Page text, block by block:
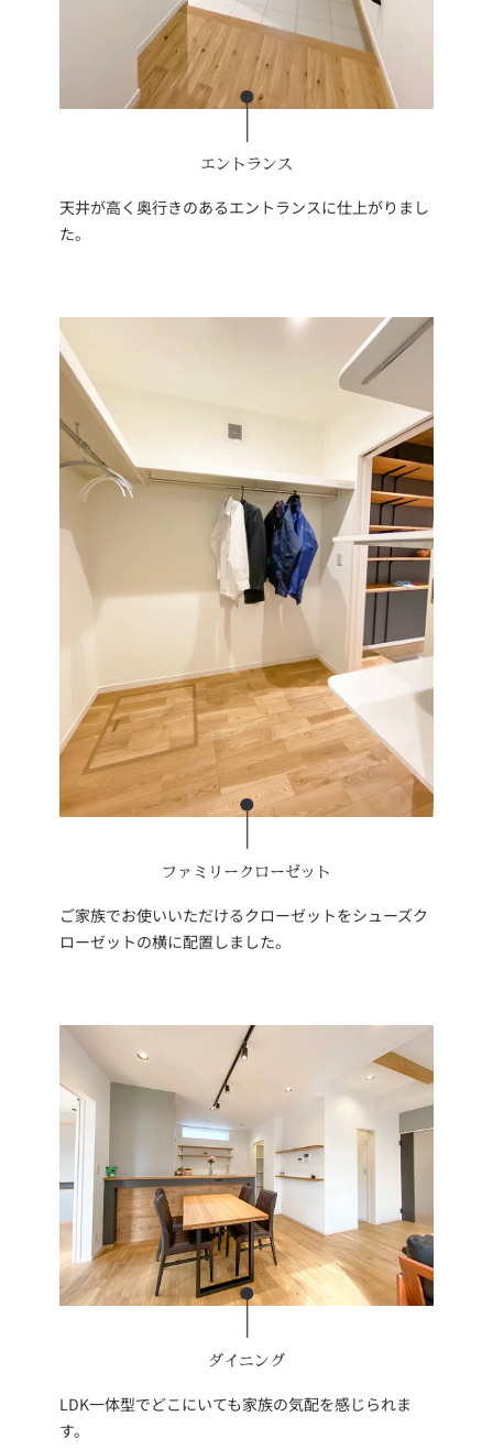
エントランス
天井が高く奥行きのあるエントランスに仕上がりまし
た。
ファミリークローゼット
ご家族でお使いいただけるクローゼットをシューズク
ローゼットの横に配置しました。
ダイニング
LDK一体型でどこにいても家族の気配を感じられま
す。